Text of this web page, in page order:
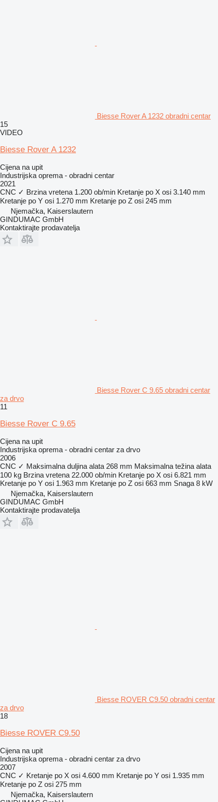
Biesse Rover A 1232 obradni centar
15
VIDEO
Biesse Rover A 1232
Cijena na upit
Industrijska oprema - obradni centar
2021
CNC ✓ Brzina vretena 1.200 ob/min Kretanje po X osi 3.140 mm
Kretanje po Y osi 1.270 mm Kretanje po Z osi 245 mm
Njemačka, Kaiserslautern
GINDUMAC GmbH
Kontaktirajte prodavatelja
Biesse Rover C 9.65 obradni centar
za drvo
11
Biesse Rover C 9.65
Cijena na upit
Industrijska oprema - obradni centar za drvo
2006
CNC ✓ Maksimalna duljina alata 268 mm Maksimalna težina alata
100 kg Brzina vretena 22.000 ob/min Kretanje po X osi 6.821 mm
Kretanje po Y osi 1.963 mm Kretanje po Z osi 663 mm Snaga 8 kW
Njemačka, Kaiserslautern
GINDUMAC GmbH
Kontaktirajte prodavatelja
Biesse ROVER C9.50 obradni centar
za drvo
18
Biesse ROVER C9.50
Cijena na upit
Industrijska oprema - obradni centar za drvo
2007
CNC ✓ Kretanje po X osi 4.600 mm Kretanje po Y osi 1.935 mm
Kretanje po Z osi 275 mm
Njemačka, Kaiserslautern